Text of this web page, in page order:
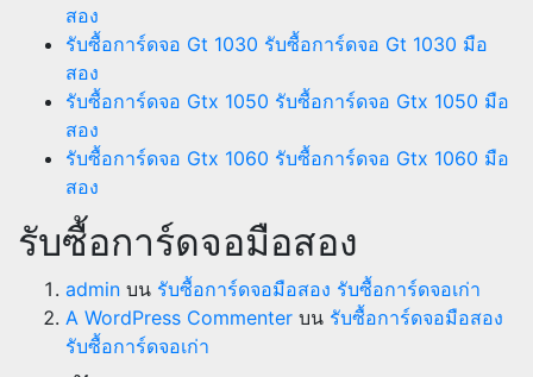
สอง
รับซื้อการ์ดจอ Gt 1030 รับซื้อการ์ดจอ Gt 1030 มือ
สอง
รับซื้อการ์ดจอ Gtx 1050 รับซื้อการ์ดจอ Gtx 1050 มือ
สอง
รับซื้อการ์ดจอ Gtx 1060 รับซื้อการ์ดจอ Gtx 1060 มือ
สอง
รับซื้อการ์ดจอมือสอง
admin บน รับซื้อการ์ดจอมือสอง รับซื้อการ์ดจอเก่า
A WordPress Commenter บน รับซื้อการ์ดจอมือสอง
รับซื้อการ์ดจอเก่า